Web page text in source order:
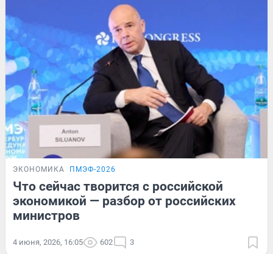
ЭКОНОМИКА ПМЭФ-2026
Что сейчас творится с российской
экономикой — разбор от российских
министров
4 июня, 2026, 16:05 602 3